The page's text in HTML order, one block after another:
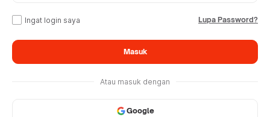
Ingat login saya Lupa Password?
Masuk
Atau masuk dengan
Google